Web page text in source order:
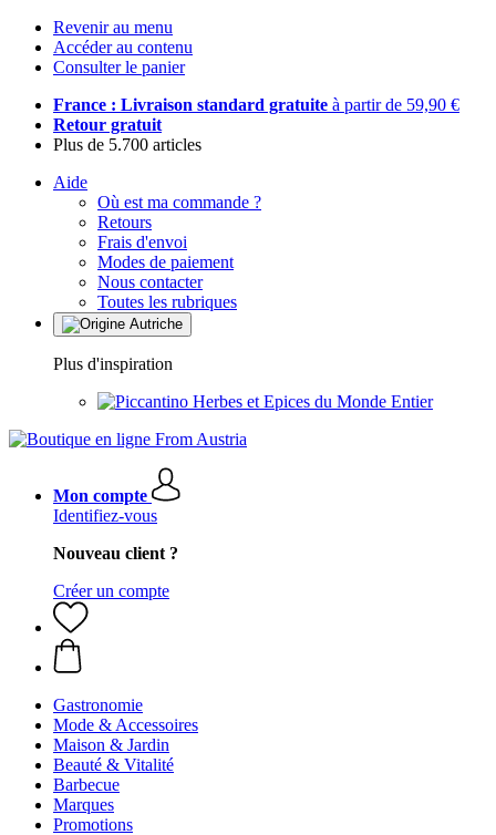
Revenir au menu
Accéder au contenu
Consulter le panier
France : Livraison standard gratuite à partir de 59,90 €
Retour gratuit
Plus de 5.700 articles
Aide
Où est ma commande ?
Retours
Frais d'envoi
Modes de paiement
Nous contacter
Toutes les rubriques
Plus d'inspiration
Herbes et Epices du Monde Entier
Mon compte
Identifiez-vous
Nouveau client ?
Créer un compte
Gastronomie
Mode & Accessoires
Maison & Jardin
Beauté & Vitalité
Barbecue
Marques
Promotions